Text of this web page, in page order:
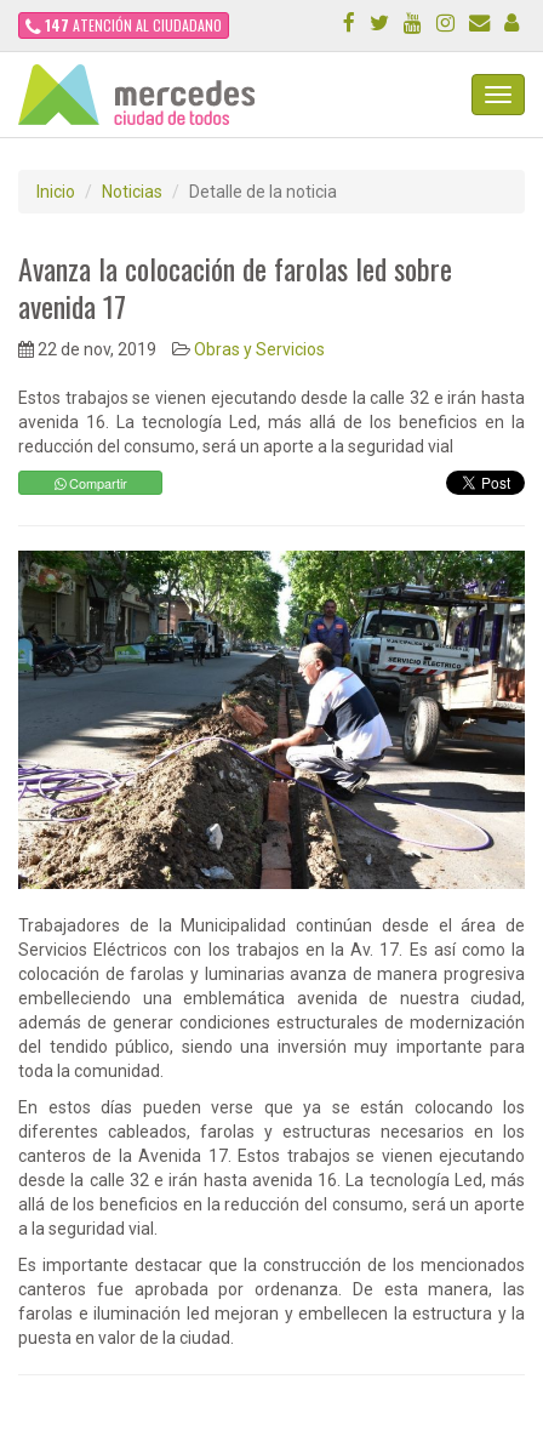
147 ATENCIÓN AL CIUDADANO
Inicio Noticias Detalle de la noticia
Avanza la colocación de farolas led sobre
avenida 17
22 de nov, 2019 Obras y Servicios
Estos trabajos se vienen ejecutando desde la calle 32 e irán hasta
avenida 16. La tecnología Led, más allá de los beneficios en la
reducción del consumo, será un aporte a la seguridad vial
Compartir
Trabajadores de la Municipalidad continúan desde el área de
Servicios Eléctricos con los trabajos en la Av. 17. Es así como la
colocación de farolas y luminarias avanza de manera progresiva
embelleciendo una emblemática avenida de nuestra ciudad,
además de generar condiciones estructurales de modernización
del tendido público, siendo una inversión muy importante para
toda la comunidad.
En estos días pueden verse que ya se están colocando los
diferentes cableados, farolas y estructuras necesarios en los
canteros de la Avenida 17. Estos trabajos se vienen ejecutando
desde la calle 32 e irán hasta avenida 16. La tecnología Led, más
allá de los beneficios en la reducción del consumo, será un aporte
a la seguridad vial.
Es importante destacar que la construcción de los mencionados
canteros fue aprobada por ordenanza. De esta manera, las
farolas e iluminación led mejoran y embellecen la estructura y la
puesta en valor de la ciudad.